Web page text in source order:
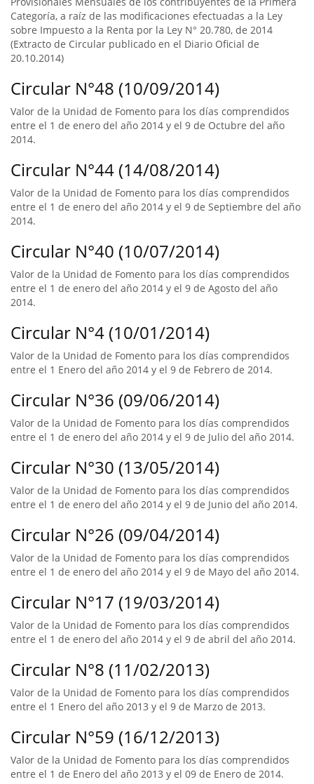
Categoría, a raíz de las modificaciones efectuadas a la Ley
sobre Impuesto a la Renta por la Ley N° 20.780, de 2014
(Extracto de Circular publicado en el Diario Oficial de
20.10.2014)
Circular N°48 (10/09/2014)
Valor de la Unidad de Fomento para los días comprendidos
entre el 1 de enero del año 2014 y el 9 de Octubre del año
2014.
Circular N°44 (14/08/2014)
Valor de la Unidad de Fomento para los días comprendidos
entre el 1 de enero del año 2014 y el 9 de Septiembre del año
2014.
Circular N°40 (10/07/2014)
Valor de la Unidad de Fomento para los días comprendidos
entre el 1 de enero del año 2014 y el 9 de Agosto del año
2014.
Circular N°4 (10/01/2014)
Valor de la Unidad de Fomento para los días comprendidos
entre el 1 Enero del año 2014 y el 9 de Febrero de 2014.
Circular N°36 (09/06/2014)
Valor de la Unidad de Fomento para los días comprendidos
entre el 1 de enero del año 2014 y el 9 de Julio del año 2014.
Circular N°30 (13/05/2014)
Valor de la Unidad de Fomento para los días comprendidos
entre el 1 de enero del año 2014 y el 9 de Junio del año 2014.
Circular N°26 (09/04/2014)
Valor de la Unidad de Fomento para los días comprendidos
entre el 1 de enero del año 2014 y el 9 de Mayo del año 2014.
Circular N°17 (19/03/2014)
Valor de la Unidad de Fomento para los días comprendidos
entre el 1 de enero del año 2014 y el 9 de abril del año 2014.
Circular N°8 (11/02/2013)
Valor de la Unidad de Fomento para los días comprendidos
entre el 1 Enero del año 2013 y el 9 de Marzo de 2013.
Circular N°59 (16/12/2013)
Valor de la Unidad de Fomento para los días comprendidos
entre el 1 de Enero del año 2013 y el 09 de Enero de 2014.